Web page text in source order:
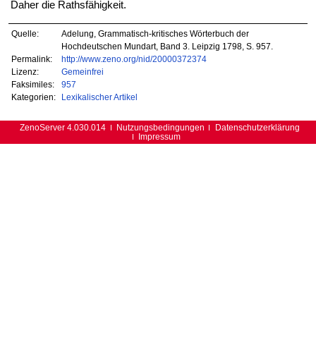
Daher die Rathsfähigkeit.
Quelle:
Adelung, Grammatisch-kritisches Wörterbuch der
Hochdeutschen Mundart, Band 3. Leipzig 1798, S. 957.
Permalink:
http://www.zeno.org/nid/20000372374
Lizenz:
Gemeinfrei
Faksimiles:
957
Kategorien:
Lexikalischer Artikel
ZenoServer 4.030.014 Nutzungsbedingungen
Datenschutzerklärung
Impressum